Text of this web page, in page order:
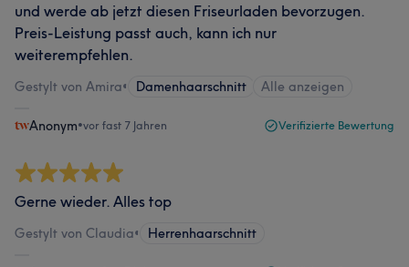
und werde ab jetzt diesen Friseurladen bevorzugen.
Preis-Leistung passt auch, kann ich nur
weiterempfehlen.
Gestylt von Amira• Damenhaarschnitt Alle anzeigen
Anonym•vor fast 7 Jahren Verifizierte Bewertung
Gerne wieder. Alles top
Gestylt von Claudia• Herrenhaarschnitt